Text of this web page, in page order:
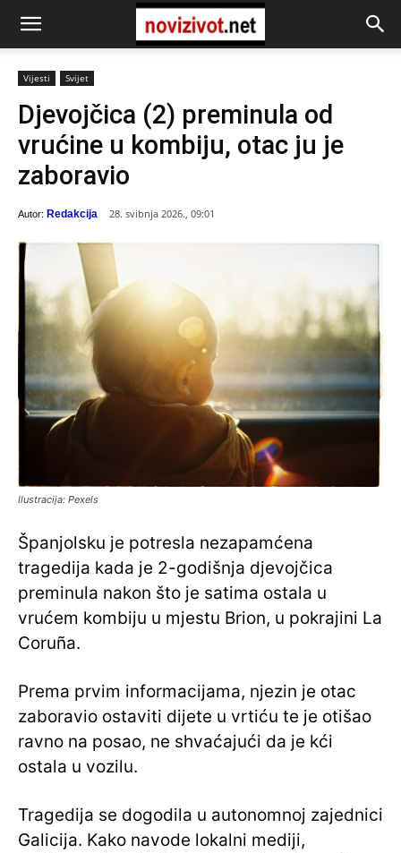
Vijesti Svijet
Djevojčica (2) preminula od
vrućine u kombiju, otac ju je
zaboravio
Autor: Redakcija 28. svibnja 2026., 09:01
Ilustracija: Pexels
Španjolsku je potresla nezapamćena
tragedija kada je 2-godišnja djevojčica
preminula nakon što je satima ostala u
vrućem kombiju u mjestu Brion, u pokrajini La
Coruña.
Prema prvim informacijama, njezin je otac
zaboravio ostaviti dijete u vrtiću te je otišao
ravno na posao, ne shvaćajući da je kći
ostala u vozilu.
Tragedija se dogodila u autonomnoj zajednici
Galicija. Kako navode lokalni mediji,